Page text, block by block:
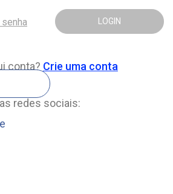
LOGIN
conta? Crie uma conta
redes sociais: